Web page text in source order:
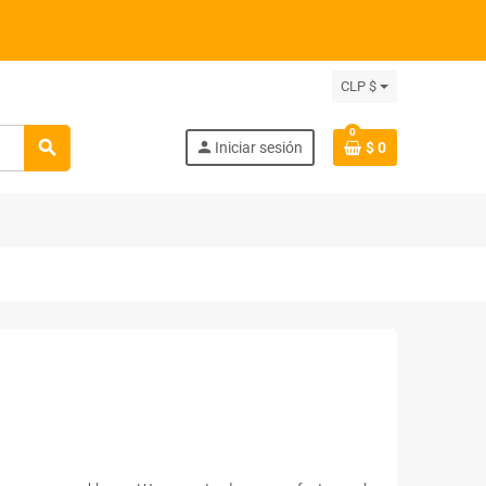
CLP $
search person Iniciar sesión
0
$ 0